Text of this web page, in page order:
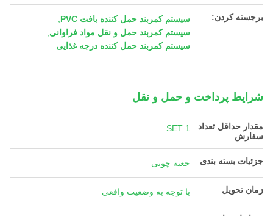
برجسته کردن: سیستم کمربند حمل کننده بافت PVC
سیستم کمربند حمل و نقل مواد فراوانی
سیستم کمربند حمل کننده درجه غذایی
شرایط پرداخت و حمل و نقل
مقدار حداقل تعداد
سفارش
1 SET
جزئیات بسته بندی جعبه چوبی
زمان تحویل با توجه به وضعیت واقعی